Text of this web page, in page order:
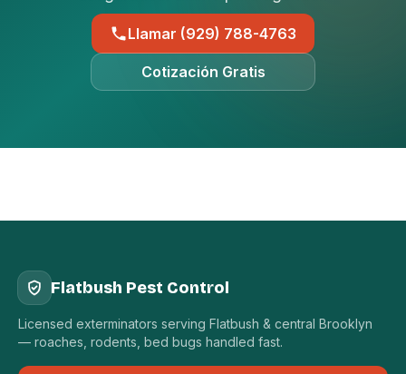
Llamar (929) 788-4763
Cotización Gratis
Flatbush Pest Control
Licensed exterminators serving Flatbush & central Brooklyn
— roaches, rodents, bed bugs handled fast.